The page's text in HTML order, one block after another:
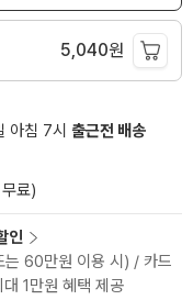
5,040원
아침 7시 출근전 배송
료)
인
는 60만원 이용 시) / 카드
1만원 혜택 제공